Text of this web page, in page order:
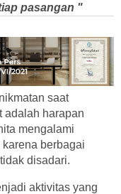
pasangan "
saat
adalah harapan
mengalami
berbagai
disadari.
aktivitas yang